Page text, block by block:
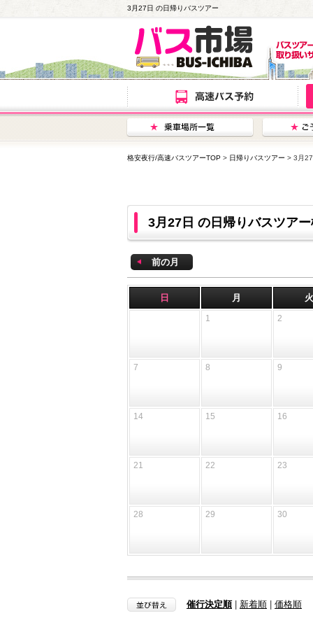
3月27日 の日帰りバスツアー
格安夜行/高速バスツアーTOP > 日帰りバスツアー > 3月
3月27日 の日帰りバスツア
前の月
日 月 火
1 2
7 8 9
14 15 16
21 22 23
28 29 30
催行決定順| 新着順 価格順